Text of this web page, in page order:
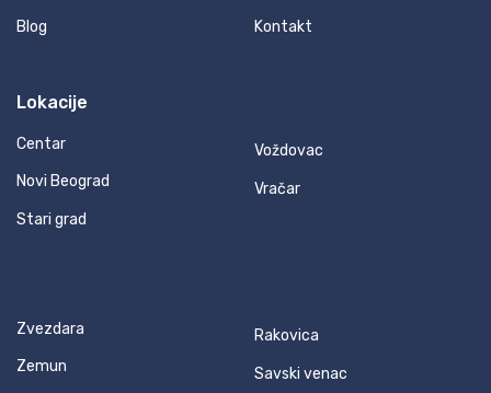
Blog Kontakt
Lokacije
Centar
Novi Beograd
Stari grad
Voždovac
Vračar
Zvezdara
Zemun
Rakovica
Savski venac